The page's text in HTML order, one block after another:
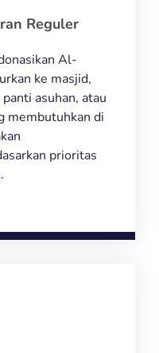
Reguler
Al-
ke masjid,
asuhan, atau
membutuhkan di
prioritas